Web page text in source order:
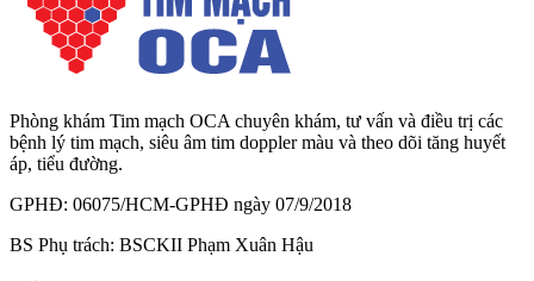
Phòng khám Tim mạch OCA chuyên khám, tư vấn và điều trị các
bệnh lý tim mạch, siêu âm tim doppler màu và theo dõi tăng huyết
áp, tiểu đường.
GPHĐ: 06075/HCM-GPHĐ ngày 07/9/2018
BS Phụ trách: BSCKII Phạm Xuân Hậu